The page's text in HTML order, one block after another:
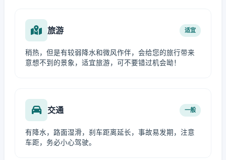
旅游 适宜
稍热，但是有较弱降水和微风作伴，会给您的旅行带来
意想不到的景象，适宜旅游，可不要错过机会呦！
交通 一般
有降水，路面湿滑，刹车距离延长，事故易发期，注意
车距，务必小心驾驶。